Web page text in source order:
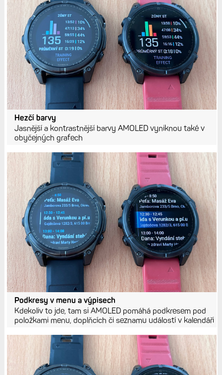
Hezčí barvy
Jasnější a kontrastnější barvy AMOLED vyniknou také v
obyčejných grafech
Podkresy v menu a výpisech
Kdekoliv to jde, tam si AMOLED pomáhá podkresem pod
položkami menu, doplňcích či seznamu událostí v kalendáři